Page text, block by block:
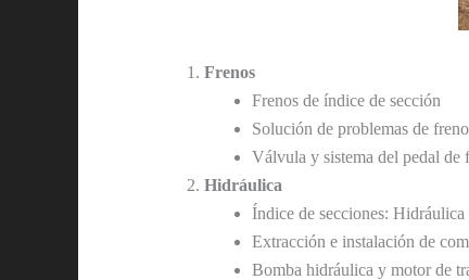
Frenos
Frenos de índice de sección
Solución de problemas de
Válvula y sistema del pedal de
Hidráulica
Índice de secciones: Hidráulica
Extracción e instalación de
Bomba hidráulica y motor de